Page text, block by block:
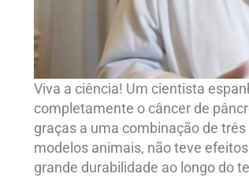
Viva a ciência! Um cientista
completamente o câncer de
graças a uma combinação de
modelos animais, não teve
grande durabilidade ao longo do